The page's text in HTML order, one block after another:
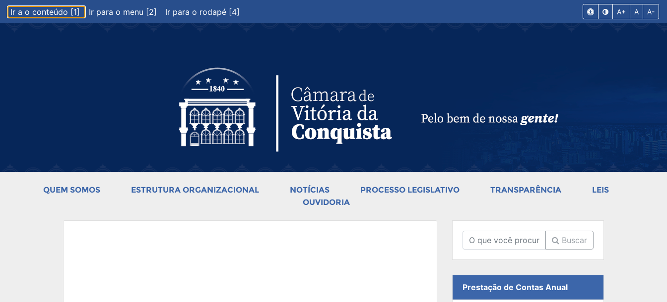
Ir a o conteúdo [1] Ir para o menu [2] Ir para o rodapé [4] A+ A A-
QUEM SOMOS ESTRUTURA ORGANIZACIONAL NOTÍCIAS PROCESSO LEGISLATIVO TRANSPARÊNCIA
LEIS
OUVIDORIA
Buscar
Prestação de Contas Anual